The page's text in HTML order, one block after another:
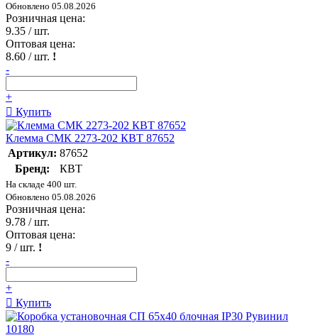
Обновлено 05.08.2026
Розничная цена:
9.35 / шт.
Оптовая цена:
8.60 / шт. !
-
+
Купить
Клемма СМК 2273-202 КВТ 87652
Артикул: 87652
Бренд:
КВТ
На складе 400 шт.
Обновлено 05.08.2026
Розничная цена:
9.78 / шт.
Оптовая цена:
9 / шт. !
-
+
Купить